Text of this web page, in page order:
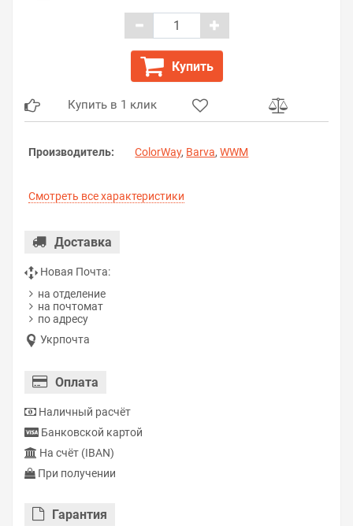
Купить
Купить в 1 клик
Производитель: ColorWay, Barva,WWM
Смотреть все характеристики
Доставка
Новая Почта:
на отделение
на почтомат
по адресу
Укрпочта
Оплата
Наличный расчёт
Банковской картой
На счёт (IBAN)
При получении
Гарантия